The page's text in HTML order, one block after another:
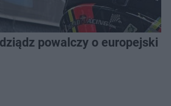
powalczy o europejski